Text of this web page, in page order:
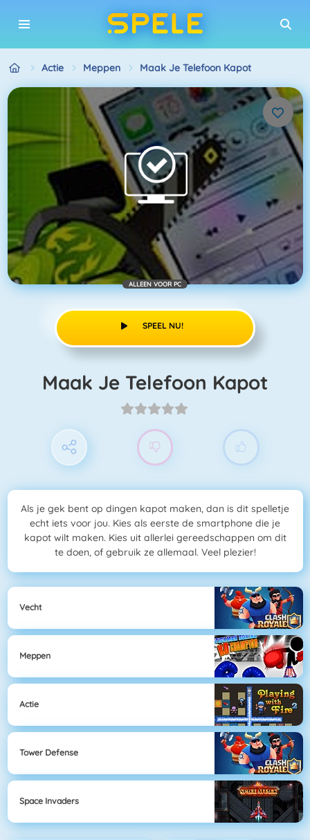
Actie Meppen Maak Je Telefoon Kapot
ALLEEN VOOR PC
SPEEL NU!
Maak Je Telefoon Kapot
Als je gek bent op dingen kapot maken, dan is dit spelletje
echt iets voor jou. Kies als eerste de smartphone die je
kapot wilt maken. Kies uit allerlei gereedschappen om dit
te doen, of gebruik ze allemaal. Veel plezier!
Vecht
Meppen
Actie
Tower Defense
Space Invaders